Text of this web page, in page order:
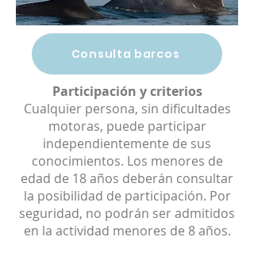
Consulta barcos
Participación y criterios
Cualquier persona, sin dificultades
motoras, puede participar
independientemente de sus
conocimientos. Los menores de
edad de 18 años deberán consultar
la posibilidad de participación. Por
seguridad, no podrán ser admitidos
en la actividad menores de 8 años.